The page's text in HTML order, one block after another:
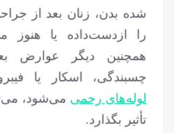
شده بدن، زنان بعد از
را ازدست‌داده یا هنوز
همچنین دیگر عوارض
چسبندگی، اسکار یا
لوله‌های رحمی می‌شود،
تأثیر بگذارد.